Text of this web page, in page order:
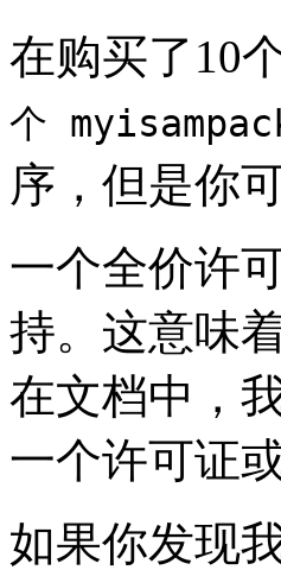
在购买了10
个
序，但是你
一个全价许
持。这意味
在文档中，
一个许可证
如果你发现